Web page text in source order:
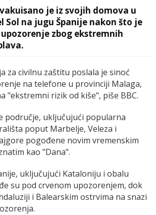
je iz svojih domova u
Sol na jugu Španije nakon što je
zbog ekstremnih
za civilnu zaštitu poslala je sinoć
na telefone u provinciji Malaga,
"ekstremni rizik od kiše", piše BBC.
područje, uključujući popularna
poput Marbelje, Veleza i
pogođene novim vremenskim
kao "Dana".
uključujući Kataloniju i obalu
su pod crvenom upozorenjem, dok
i Balearskim ostrvima na snazi